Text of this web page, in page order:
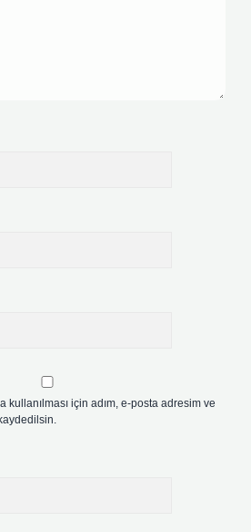
kullanılması için adım, e-posta adresim ve